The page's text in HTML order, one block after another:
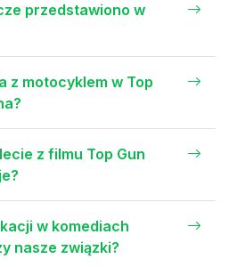
przedstawiono w
z motocyklem w Top
z filmu Top Gun
w komediach
nasze związki?